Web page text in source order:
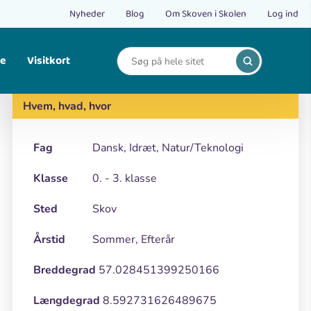
Nyheder Blog Om Skoven i Skolen Log ind
Visitkort
Print
Hvem, hvad, hvor
Fag
Dansk, Idræt, Natur/Teknologi
Klasse
0. - 3. klasse
Sted
Skov
Årstid
Sommer, Efterår
Breddegrad 57.028451399250166
Længdegrad 8.592731626489675